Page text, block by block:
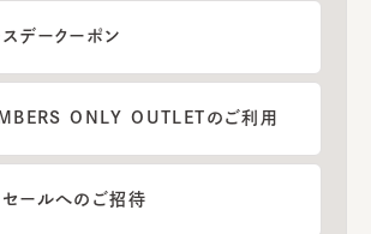
デークーポン
ONLY OUTLETのご利用
セールへのご招待